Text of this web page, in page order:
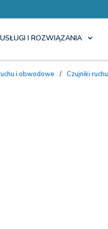
USŁUGI I ROZWIĄZANIA
ruchu i obwodowe / Czujniki ruchu